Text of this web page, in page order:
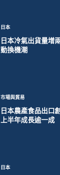
日本
日本冷氣出貨量增
動換機潮
市場與貿易
日本農產食品出口
上半年成長逾一成
日本